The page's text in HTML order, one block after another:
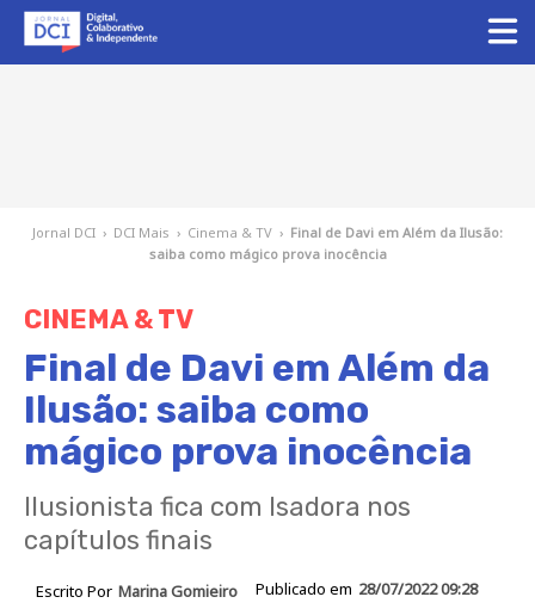
Jornal DCI › DCI Mais › Cinema & TV › Final de Davi em Além da Ilusão:
saiba como mágico prova inocência
CINEMA & TV
Final de Davi em Além da
Ilusão: saiba como
mágico prova inocência
Ilusionista fica com Isadora nos
capítulos finais
Escrito Por Marina Gomieiro Publicado em 28/07/2022 09:28